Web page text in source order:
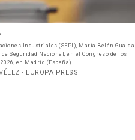
Industriales (SEPI), María Belén Gualda
Seguridad Nacional, en el Congreso de los
en Madrid (España).
- EUROPA PRESS